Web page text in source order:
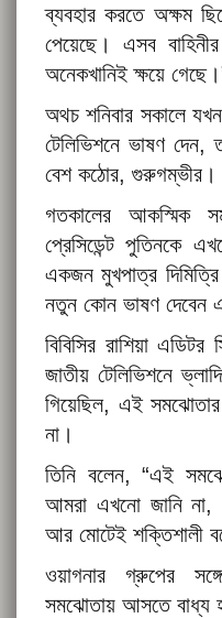
ব্যবহার করতে অক্ষম
পেয়েছে। এসব
অনেকখানিই ক্ষয়ে
অথচ শনিবার সকালে যখন
টেলিভিশনে ভাষণ
বেশ কঠোর, গুরুগম্ভীর।
গতকালের আকস্মিক
প্রেসিডেন্ট পুতিনকে
একজন মুখপাত্র দিমিত্রি
নতুন কোন ভাষণ দেবেন
বিবিসির রাশিয়া এডিটর
জাতীয় টেলিভিশনে
গিয়েছিল, এই
না।
তিনি বলেন, “এই
আমরা এখনো জানি
আর মোটেই শক্তিশালী
ওয়াগনার গ্রুপের
সমঝোতায় আসতে বাধ্য